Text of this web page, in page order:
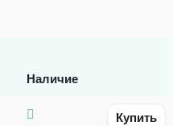
Наличие
Купить